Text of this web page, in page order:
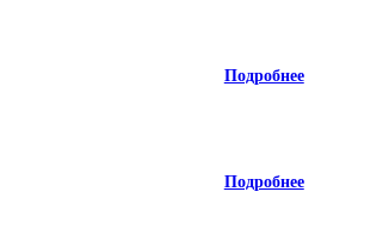
Подробнее
Подробнее